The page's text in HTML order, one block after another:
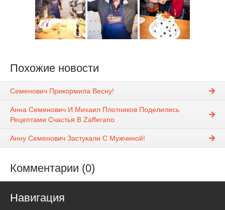
Похожие новости
Семенович Прикормила Весну!
Анна Семенович И Михаил Плотников Поделились
Рецептами Счастья В Zafferano
Анну Семенович Застукали С Мужчиной!
Комментарии (0)
Навигация